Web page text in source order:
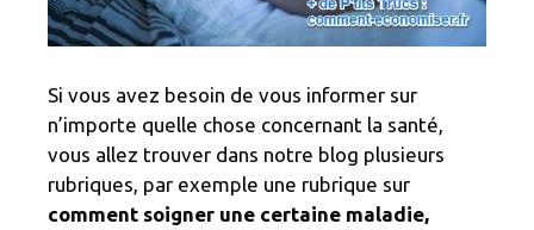
Si vous avez besoin de vous informer sur
n’importe quelle chose concernant la santé,
vous allez trouver dans notre blog plusieurs
rubriques, par exemple une rubrique sur
comment soigner une certaine maladie,